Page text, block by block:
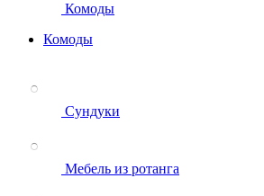
Комоды
Комоды
Сундуки
Мебель из ротанга